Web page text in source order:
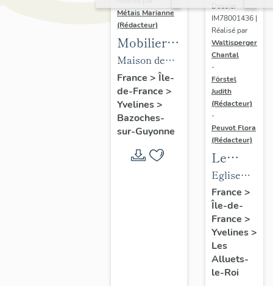
Métais Marianne
(Rédacteur)
Mobilier
de la
maison
Louis
Carré
Maison de
villégiature
dite maison
Louis Carré
France > Île-
de-France >
Yvelines>
Bazoches-
sur-Guyonne
Dossier
IM78001436 |
Réalisé par
Waltisperger
Chantal
-
Förstel
Judith
(Rédacteur)
-
Peuvot Flora
(Rédacteur)
Le
mobilier
de
l'église
Saint-
Nicolas
Eglise
paroissiale
Saint-
Nicolas
France >
Île-de-
France >
Yvelines>
Les
Alluets-
le-Roi